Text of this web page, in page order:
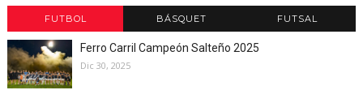
FUTBOL BÁSQUET FUTSAL
Ferro Carril Campeón Salteño 2025
Dic 30, 2025